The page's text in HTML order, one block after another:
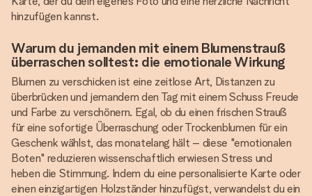
hinzufügen kannst.
Warum du jemanden mit einem Blumenstrauß
überraschen solltest: die emotionale Wirkung
Blumen zu verschicken ist eine zeitlose Art, Distanzen zu
überbrücken und jemandem den Tag mit einem Schuss Freude
und Farbe zu verschönern. Egal, ob du einen frischen Strauß
für eine sofortige Überraschung oder Trockenblumen für ein
Geschenk wählst, das monatelang hält – diese "emotionalen
Boten" reduzieren wissenschaftlich erwiesen Stress und
heben die Stimmung. Indem du eine personalisierte Karte oder
einen einzigartigen Holzständer hinzufügst, verwandelst du ein